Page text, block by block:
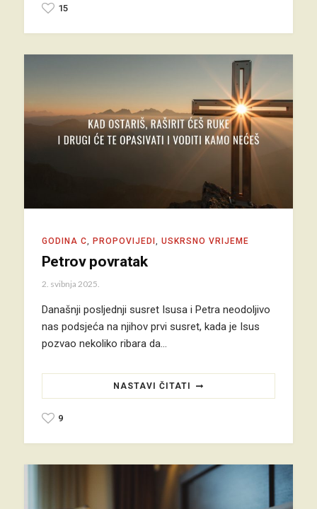
15
GODINA C, PROPOVIJEDI , USKRSNO VRIJEME
Petrov povratak
2. svibnja 2025.
Današnji posljednji susret Isusa i Petra neodoljivo
nas podsjeća na njihov prvi susret, kada je Isus
pozvao nekoliko ribara da…
NASTAVI ČITATI
9